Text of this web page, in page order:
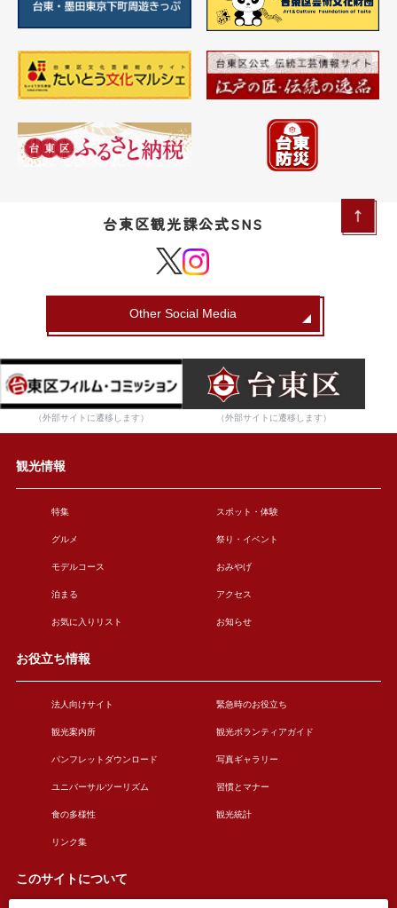
台東区観光課公式SNS
Other Social Media
（外部サイトに遷移します） （外部サイトに遷移します）
観光情報
特集 スポット・体験
グルメ 祭り・イベント
モデルコース おみやげ
泊まる アクセス
お気に入りリスト お知らせ
お役立ち情報
法人向けサイト 緊急時のお役立ち
観光案内所 観光ボランティアガイド
パンフレットダウンロード 写真ギャラリー
ユニバーサルツーリズム 習慣とマナー
食の多様性 観光統計
リンク集
このサイトについて